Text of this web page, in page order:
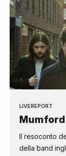
LIVEREPORT
Mumford
Il resoconto
della band